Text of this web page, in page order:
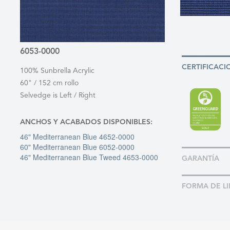
6053-0000
100% Sunbrella Acrylic
60" / 152 cm rollo
Selvedge is Left / Right
ANCHOS Y ACABADOS DISPONIBLES:
46" Mediterranean Blue 4652-0000
60" Mediterranean Blue 6052-0000
46" Mediterranean Blue Tweed 4653-0000
GARANTÍA
FORMA DE